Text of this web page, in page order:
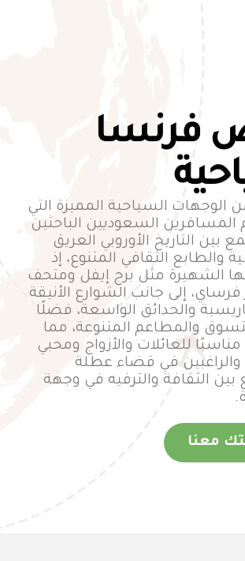
فرنسا
الوجهات السياحية المميزة التي
المسافرين السعوديين الباحثين
بين التاريخ الأوروبي العريق
والطابع الثقافي المتنوع، إذ
الشهيرة مثل برج إيفل ومتحف
إلى جانب الشوارع الأنيقة
والحدائق الواسعة، فضلًا
والمطاعم المتنوعة، مما
مناسبًا للعائلات والأزواج ومحبي
في قضاء عطلة
بين الثقافة والترفيه في وجهة
معنا